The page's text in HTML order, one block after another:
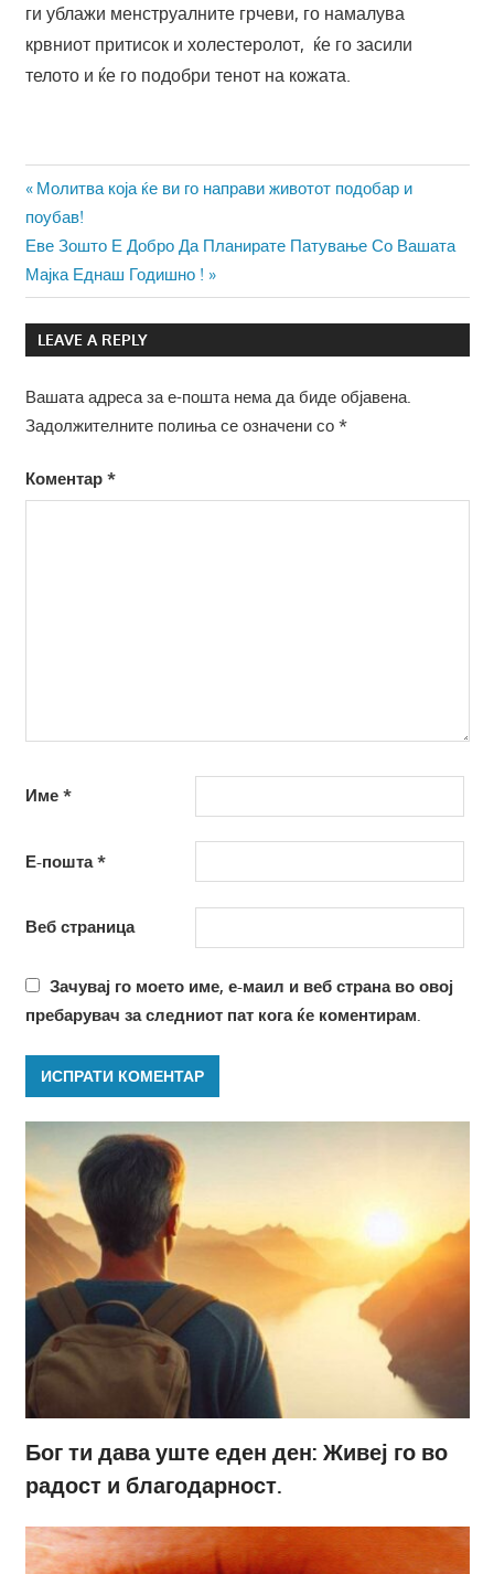
ги ублажи менструалните грчеви, го намалува
крвниот притисок и холестеролот, ќе го засили
телото и ќе го подобри тенот на кожата.
Навигација
на
напис
Previous
Post:
Молитва која ќе ви го направи животот подобар и
поубав!
Next
Post:
Еве Зошто Е Добро Да Планирате Патување Со Вашата
Мајка Еднаш Годишно !
LEAVE A REPLY
Вашата адреса за е-пошта нема да биде објавена.
Задолжителните полиња се означени со *
Коментар *
Име *
Е-пошта*
Веб страница
Зачувај го моето име, е-маил и веб страна во овој
пребарувач за следниот пат кога ќе коментирам.
Бог ти дава уште еден ден: Живеј го во
радост и благодарност.